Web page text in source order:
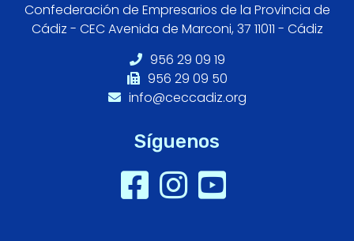
Confederación de Empresarios de la Provincia de
Cádiz - CEC Avenida de Marconi, 37 11011 - Cádiz
956 29 09 19
956 29 09 50
info@ceccadiz.org
Síguenos